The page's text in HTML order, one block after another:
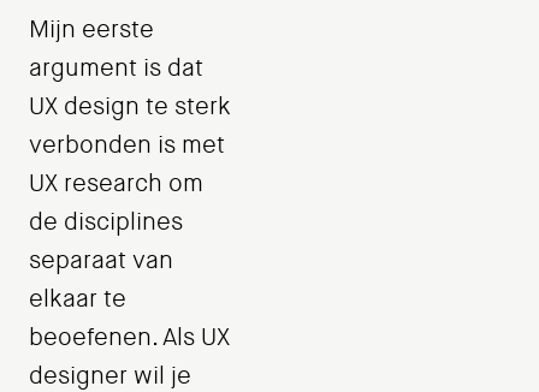
Mijn eerste
argument is dat
UX design te sterk
verbonden is met
UX research om
de disciplines
separaat van
elkaar te
beoefenen. Als UX
designer wil je